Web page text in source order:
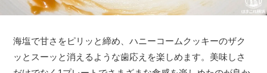
海塩で甘さをピリッと締め、ハニーコームクッキーのザク
ッとスーッと消えるような歯応えを楽しめます。美味しさ